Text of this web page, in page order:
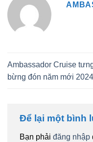
Ambassador Cruise
bừng đón năm mới 2024
Để lại một bình
Bạn phải đăng nhập